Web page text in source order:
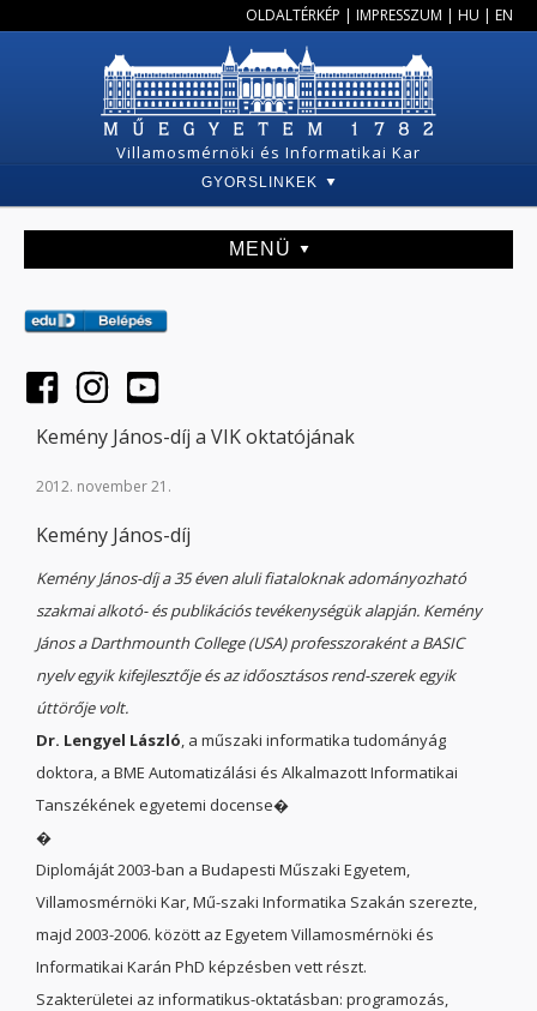
OLDALTÉRKÉP | IMPRESSZUM | HU | EN
Villamosmérnöki és Informatikai Kar
GYORSLINKEK
MENÜ
Kemény János-díj a VIK oktatójának
2012. november 21.
Kemény János-díj
Kemény János-díj a 35 éven aluli fiataloknak adományozható
szakmai alkotó- és publikációs tevékenységük alapján. Kemény
János a Darthmounth College (USA) professzoraként a BASIC
nyelv egyik kifejlesztője és az időosztásos rend-szerek egyik
úttörője volt.
Dr. Lengyel László, a műszaki informatika tudományág
doktora, a BME Automatizálási és Alkalmazott Informatikai
Tanszékének egyetemi docense�
�
Diplomáját 2003-ban a Budapesti Műszaki Egyetem,
Villamosmérnöki Kar, Mű-szaki Informatika Szakán szerezte,
majd 2003-2006. között az Egyetem Villamosmérnöki és
Informatikai Karán PhD képzésben vett részt.
Szakterületei az informatikus-oktatásban: programozás,